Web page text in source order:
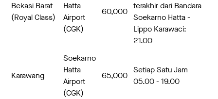
Bekasi Barat
(Royal Class)
Hatta
Airport
(CGK)
60,000
terakhir dari Bandara
Soekarno Hatta -
Lippo Karawaci:
21.00
Karawang
Soekarno
Hatta
Airport
(CGK)
65,000
Setiap Satu Jam
05.00 - 19.00